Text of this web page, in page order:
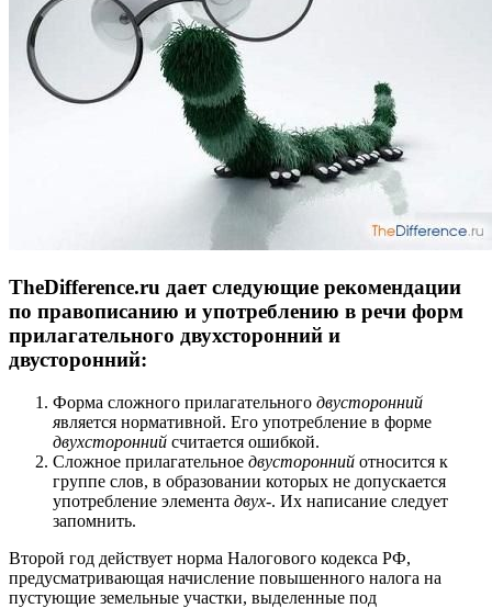
TheDifference.ru дает следующие рекомендации
по правописанию и употреблению в речи форм
прилагательного двухсторонний и
двусторонний:
Форма сложного прилагательного двусторонний
является нормативной. Его употребление в форме
двухсторонний считается ошибкой.
Сложное прилагательное двусторонний относится к
группе слов, в образовании которых не допускается
употребление элемента двух-. Их написание следует
запомнить.
Второй год действует норма Налогового кодекса РФ,
предусматривающая начисление повышенного налога на
пустующие земельные участки, выделенные под